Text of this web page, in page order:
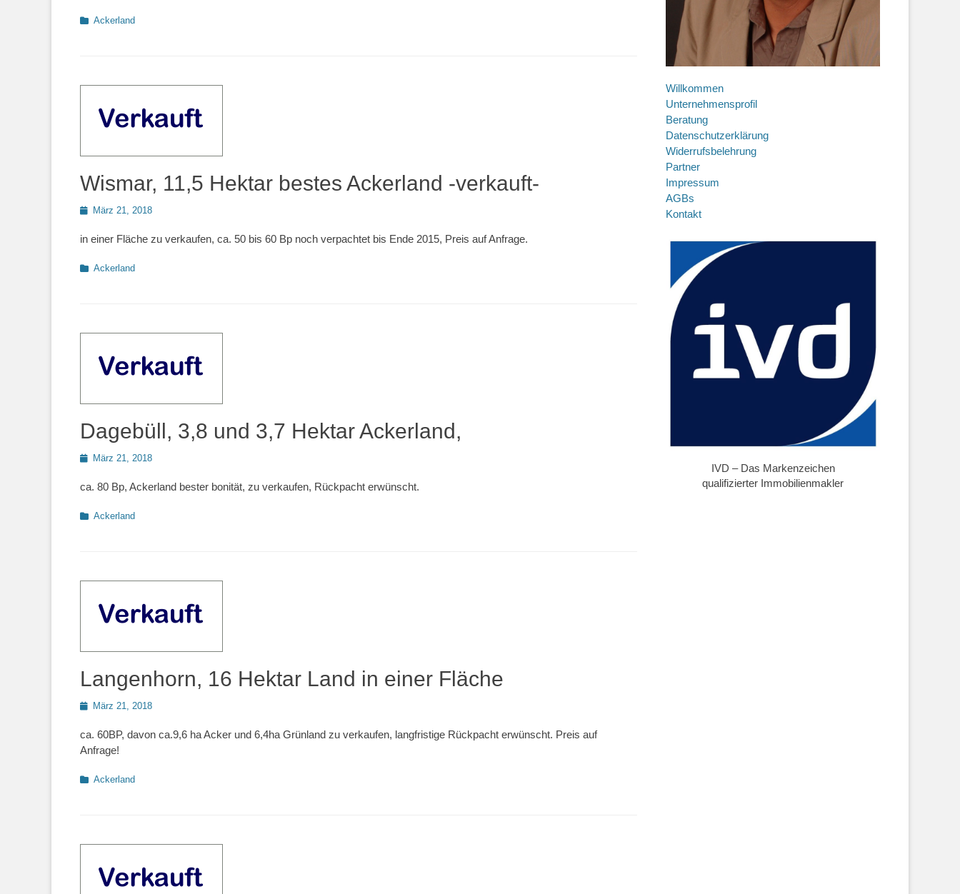
Kategorien
Ackerland
Wismar, 11,5 Hektar bestes Ackerland -verkauft-
PostedMärz 21, 2018
in einer Fläche zu verkaufen, ca. 50 bis 60 Bp noch verpachtet bis Ende 2015, Preis auf Anfrage.
Kategorien
Ackerland
Dagebüll, 3,8 und 3,7 Hektar Ackerland,
PostedMärz 21, 2018
ca. 80 Bp, Ackerland bester bonität, zu verkaufen, Rückpacht erwünscht.
Kategorien
Ackerland
Langenhorn, 16 Hektar Land in einer Fläche
PostedMärz 21, 2018
ca. 60BP, davon ca.9,6 ha Acker und 6,4ha Grünland zu verkaufen, langfristige Rückpacht erwünscht. Preis auf
Anfrage!
Kategorien
Ackerland
Willkommen
Unternehmensprofil
Beratung
Datenschutzerklärung
Widerrufsbelehrung
Partner
Impressum
AGBs
Kontakt
IVD – Das Markenzeichen
qualifizierter Immobilienmakler